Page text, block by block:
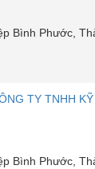
Bình Phước,
TY TNHH KỸ
Bình Phước,